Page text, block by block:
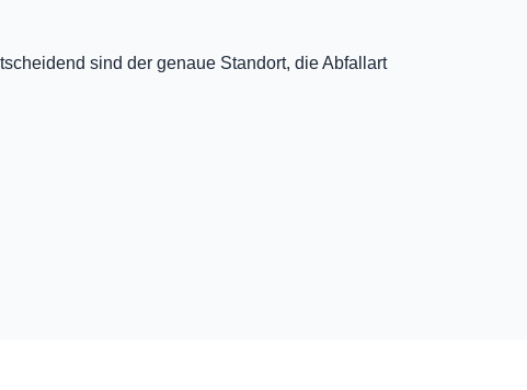
sind der genaue Standort, die Abfallart